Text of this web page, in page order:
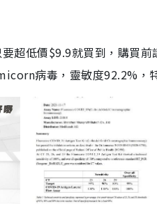
超低價$9.9就買到，購買
病毒，靈敏度92.2%，